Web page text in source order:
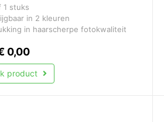
1 stuks
in 2 kleuren
in haarscherpe fotokwaliteit
0,00
product